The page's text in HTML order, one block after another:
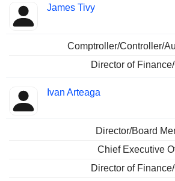
James Tivy
Comptroller/Controller/
Director of
Ivan Arteaga
Director/Board
Chief Executive
Director of